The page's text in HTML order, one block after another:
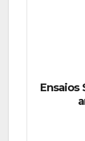
Ensaios